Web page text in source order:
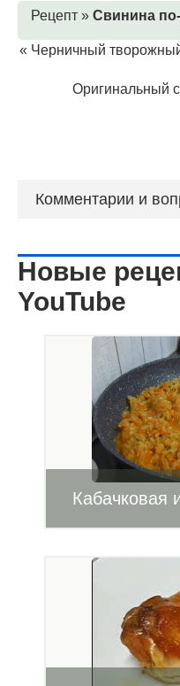
Рецепт » Свинина
« Черничный
Оригинальный
Комментарии и
Новые
YouTube
Кабачковая